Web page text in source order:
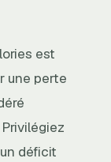
est
une perte
déficit